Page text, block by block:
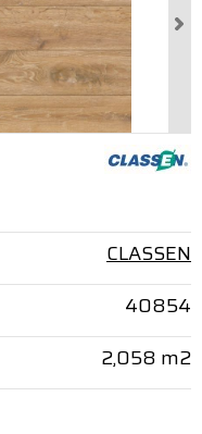
CLASSEN
40854
2,058 m2